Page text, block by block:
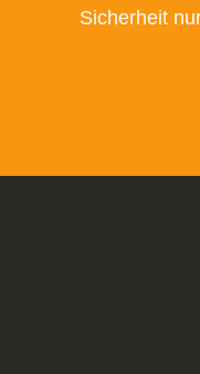
Sicherheit